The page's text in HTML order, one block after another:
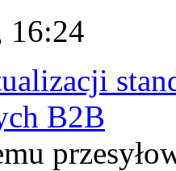
16:24
B2B